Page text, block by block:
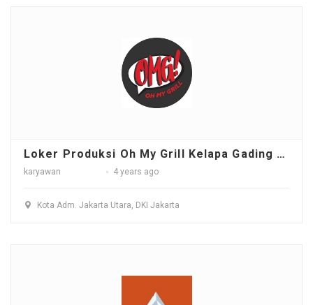
Loker Produksi Oh My Grill Kelapa Gading - Jakarta Utara
karyawan 4 years ago
Kota Adm. Jakarta Utara, DKI Jakarta